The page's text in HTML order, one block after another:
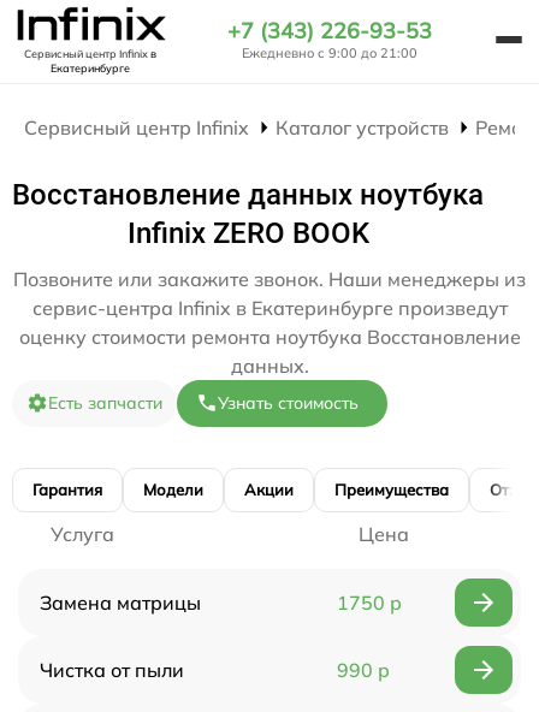
Сервисный центр Infinixв
Екатеринбурге
+7 (343) 226-93-53
Ежедневно с 9:00 до 21:00
Сервисный центр Infinix Каталог устройств
Восстановление данных ноутбука
Infinix ZERO BOOK
Позвоните или закажите звонок. Наши менеджеры из
сервис-центра Infinix в Екатеринбурге произведут
оценку стоимости ремонта ноутбука Восстановление
данных.
Есть запчасти Узнать стоимость
Гарантия Модели Акции Преимущества
Услуга Цена
Замена матрицы 1750 р
Чистка от пыли 990 р